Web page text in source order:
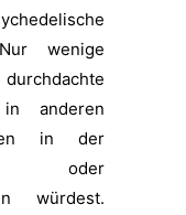
wenige
anderen
in der
oder
würdest.